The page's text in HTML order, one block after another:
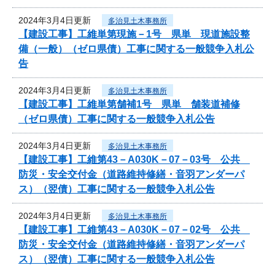
2024年3月4日更新 多治見土木事務所
【建設工事】工維単第現施－1号 県単 現道施設整
備（一般）（ゼロ県債）工事に関する一般競争入札公
告
2024年3月4日更新 多治見土木事務所
【建設工事】工維単第舗補1号 県単 舗装道補修
（ゼロ県債）工事に関する一般競争入札公告
2024年3月4日更新 多治見土木事務所
【建設工事】工維第43－A030K－07－03号 公共
防災・安全交付金（道路維持修繕・音羽アンダーパ
ス）（翌債）工事に関する一般競争入札公告
2024年3月4日更新 多治見土木事務所
【建設工事】工維第43－A030K－07－02号 公共
防災・安全交付金（道路維持修繕・音羽アンダーパ
ス）（翌債）工事に関する一般競争入札公告